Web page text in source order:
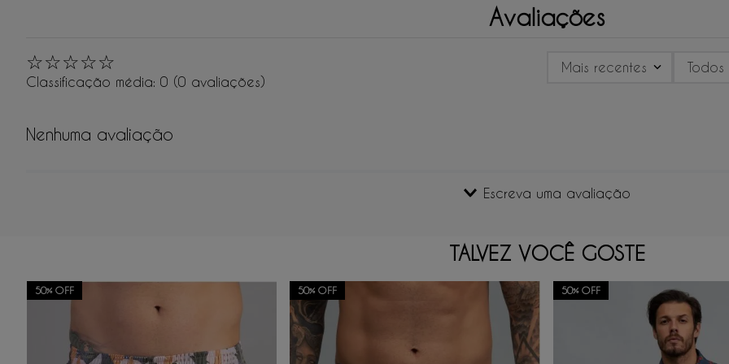
Avaliações
☆☆☆☆☆
Classificação média: 0 (0 avaliações)
Escreva uma avaliação
Título
Mais recentes Todos
Nenhuma avaliação
TALVEZ VOCÊ GOSTE
50% OFF 50% OFF 50%OFF